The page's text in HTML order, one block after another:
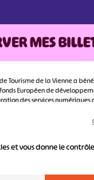
MES
Tourisme de la Vienne a
Européen de
des services numériques
et vous donne le